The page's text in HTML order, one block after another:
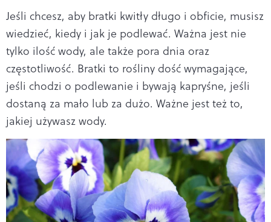
Jeśli chcesz, aby bratki kwitły długo i obficie, musisz
wiedzieć, kiedy i jak je podlewać. Ważna jest nie
tylko ilość wody, ale także pora dnia oraz
częstotliwość. Bratki to rośliny dość wymagające,
jeśli chodzi o podlewanie i bywają kapryśne, jeśli
dostaną za mało lub za dużo. Ważne jest też to,
jakiej używasz wody.